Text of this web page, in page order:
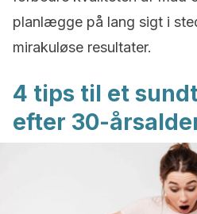
planlægge på lang sigt i
mirakuløse resultater.
4 tips til et
efter 30-